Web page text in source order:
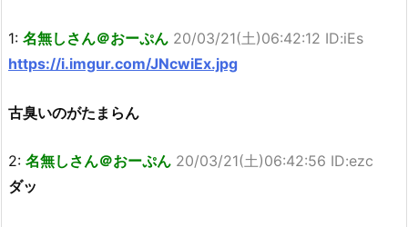
1: 名無しさん＠おーぷん 20/03/21(土)06:42:12 ID:iEs
https://i.imgur.com/JNcwiEx.jpg
古臭いのがたまらん
2: 名無しさん＠おーぷん 20/03/21(土)06:42:56 ID:ezc
ダッ